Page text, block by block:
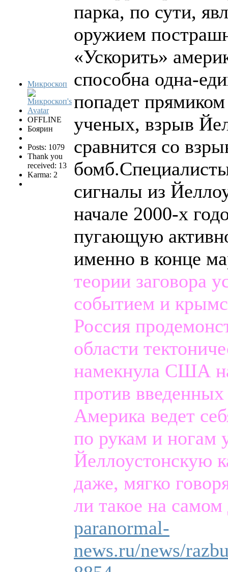
Микроскоп
OFFLINE
Боярин
Posts: 1079
Thank you
received: 13
Karma: 2
парка, по сути,
оружием
«Ускорить»
способна одна-
попадет
ученых, взрыв
сравнится со
сигналы из
начале 2000-х
пугающую
именно в конце
теории заговора
событием и
Россия
области
намекнула США
против
Америка ведет
по рукам и ногам
Йеллоустонскую
даже, мягко
ли такое на самом
paranormal-
news.ru/news/